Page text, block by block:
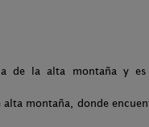
de la alta montaña y
montaña, donde